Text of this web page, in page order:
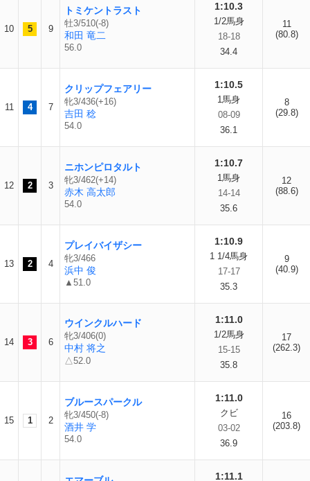
10 5 9
トミケントラスト
牡3/510(-8)
和田 竜二
56.0
1:10.3
1/2馬身
18-18
34.4
11
(80.8)
11 4 7
クリップフェアリー
牝3/436(+16)
吉田 稔
54.0
1:10.5
1馬身
08-09
36.1
8
(29.8)
12 2 3
ニホンピロタルト
牝3/462(+14)
赤木 高太郎
54.0
1:10.7
1馬身
14-14
35.6
12
(88.6)
13 2 4
プレイバイザシー
牝3/466
浜中 俊
▲51.0
1:10.9
1 1/4馬身
17-17
35.3
9
(40.9)
14 3 6
ウインクルハード
牝3/406(0)
中村 将之
△52.0
1:11.0
1/2馬身
15-15
35.8
17
(262.3)
15 1 2
ブルースパークル
牝3/450(-8)
酒井 学
54.0
1:11.0
クビ
03-02
36.9
16
(203.8)
1:11.1